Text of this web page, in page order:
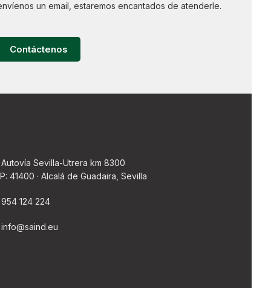
un email, estaremos encantados de atenderle.
Contáctenos
Autovía Sevilla-Utrera km 8300
41400 · Alcalá de Guadaira, Sevilla
954 124 224
info@saind.eu